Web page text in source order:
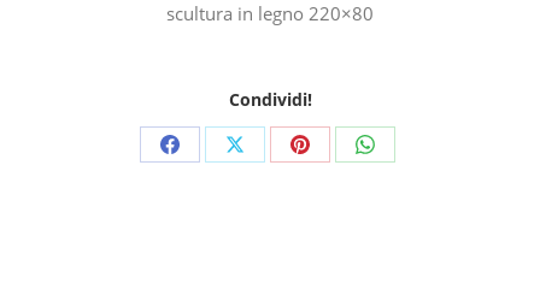
scultura in legno 220×80
Condividi!
Share Share Share Share